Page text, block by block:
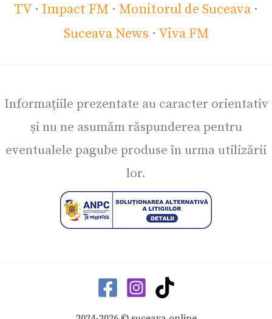
TV · Impact FM · Monitorul de Suceava ·
Suceava News · Viva FM
Informațiile prezentate au caracter orientativ
și nu ne asumăm răspunderea pentru
eventualele pagube produse în urma utilizării
lor.